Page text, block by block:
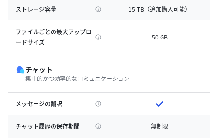
ストレージ容量 15 TB（追加購入可能）
ファイルごとの最大アップロ
ードサイズ
50 GB
チャット
集中的かつ効率的なコミュニケーション
メッセージの翻訳
チャット履歴の保存期間 無制限